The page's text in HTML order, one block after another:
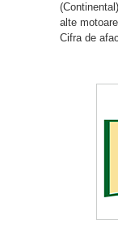
alte
Cifra de